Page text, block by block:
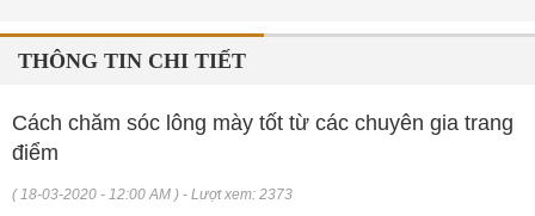
THÔNG TIN CHI TIẾT
Cách chăm sóc lông mày tốt từ các chuyên gia trang
điểm
( 18-03-2020 - 12:00 AM ) - Lượt xem: 2373